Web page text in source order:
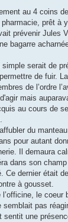
au 4 coins
prêt à
prévenir Jules
bagarre
serait de
de fuir.
de l’ordre
mais
au cours de
du
pour autant
Il demaura
dans son
Ce dernier était
à gousset.
le coeur
semblait pas
sentit une